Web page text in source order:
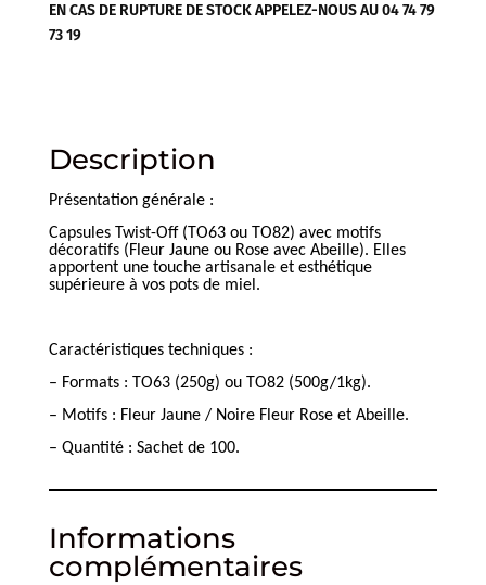
100)
EN CAS DE RUPTURE DE STOCK APPELEZ-NOUS AU 04 74 79
73 19
Description
Présentation générale :
Capsules Twist-Off (TO63 ou TO82) avec motifs
décoratifs (Fleur Jaune ou Rose avec Abeille). Elles
apportent une touche artisanale et esthétique
supérieure à vos pots de miel.
Caractéristiques techniques :
– Formats : TO63 (250g) ou TO82 (500g/1kg).
– Motifs : Fleur Jaune / Noire Fleur Rose et Abeille.
– Quantité : Sachet de 100.
Informations
complémentaires